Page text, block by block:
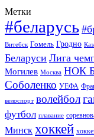
Метки
#беларусь
Витебск Гомель Гродно
Беларуси Лига
Могилев Москва НОК
Соболенко УЕФА
велоспорт волейбол
футбол плавание
Минск хоккей